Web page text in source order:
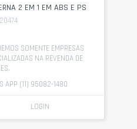
2 EM 1 EM ABS E PS
20474
SOMENTE EMPRESAS
NA REVENDA DE
APP (11) 95082-1480
LOGIN